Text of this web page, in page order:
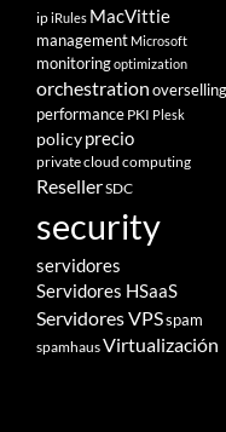
ipiRules MacVittie
management Microsoft
monitoringoptimization
orchestrationoverselling
performance PKI Plesk
policyprecio
private cloud computing
ResellerSDC
security
servidores
Servidores HSaaS
Servidores VPSspam
spamhausVirtualización